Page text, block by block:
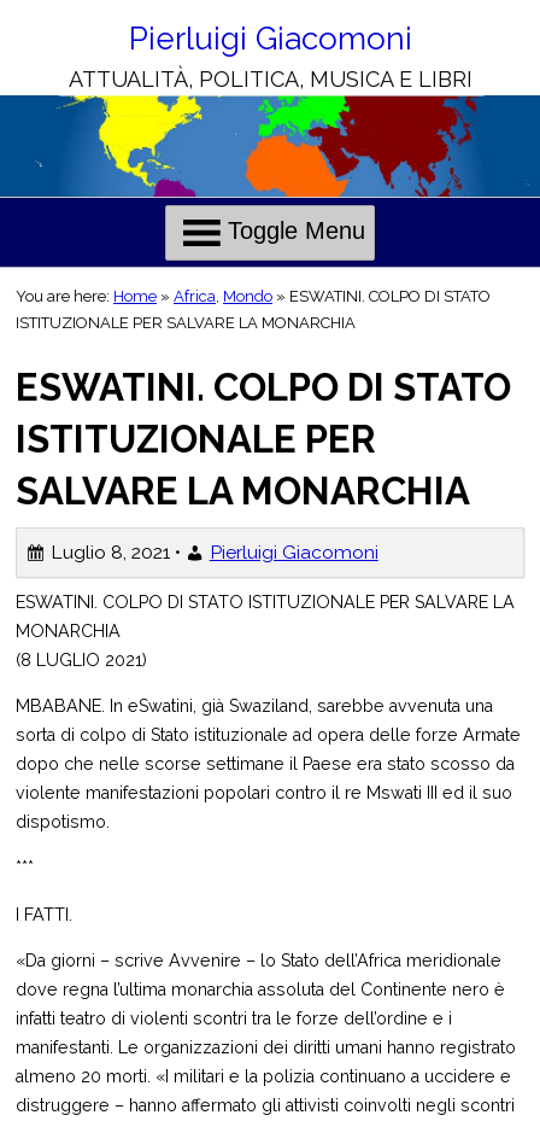
Content
Pierluigi Giacomoni
ATTUALITÀ, POLITICA, MUSICA E LIBRI
H
C
io
i
Toggle Menu
You are here: Home » Africa, Mondo » ESWATINI. COLPO DI STATO
ISTITUZIONALE PER SALVARE LA MONARCHIA
ESWATINI. COLPO DI STATO
ISTITUZIONALE PER
SALVARE LA MONARCHIA
Luglio 8, 2021 • Pierluigi Giacomoni
ESWATINI. COLPO DI STATO ISTITUZIONALE PER SALVARE LA
MONARCHIA
(8 LUGLIO 2021)
MBABANE. In eSwatini, già Swaziland, sarebbe avvenuta una
sorta di colpo di Stato istituzionale ad opera delle forze Armate
dopo che nelle scorse settimane il Paese era stato scosso da
violente manifestazioni popolari contro il re Mswati III ed il suo
dispotismo.
***
I FATTI.
«Da giorni – scrive Avvenire – lo Stato dell’Africa meridionale
dove regna l’ultima monarchia assoluta del Continente nero è
infatti teatro di violenti scontri tra le forze dell’ordine e i
manifestanti. Le organizzazioni dei diritti umani hanno registrato
almeno 20 morti. «I militari e la polizia continuano a uccidere e
distruggere – hanno affermato gli attivisti coinvolti negli scontri